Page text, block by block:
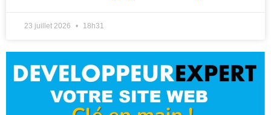
23 juillet 2026 18h31